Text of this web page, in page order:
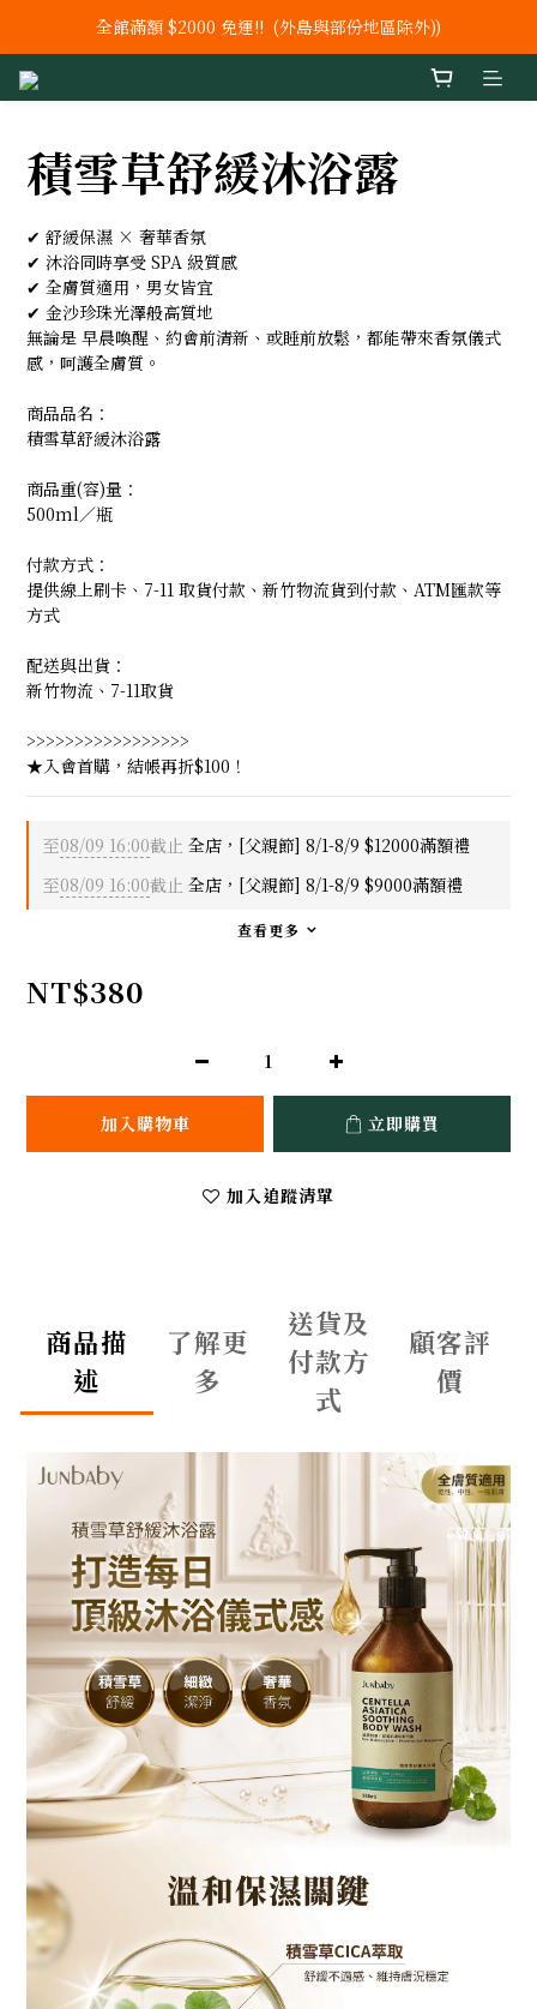
新上市【鐵 +C+ 葉酸】 膠囊
全館滿額 $2000 免運!!  (外島與部份地區除外))
積雪草舒緩沐浴露
✔ 舒緩保濕 × 奢華香氛
✔ 沐浴同時享受 SPA 級質感
✔ 全膚質適用，男女皆宜
✔ 金沙珍珠光澤般高質地
無論是 早晨喚醒、約會前清新、或睡前放鬆，都能帶來香氛儀式
感，呵護全膚質。
商品品名：
積雪草舒緩沐浴露
商品重(容)量：
500ml／瓶
付款方式：
提供線上刷卡、7-11 取貨付款、新竹物流貨到付款、ATM匯款等
方式
配送與出貨：
新竹物流、7-11取貨
>>>>>>>>>>>>>>>>>
★入會首購，結帳再折$100！
至08/09 16:00截止 全店，[父親節] 8/1-8/9 $12000滿額禮
至08/09 16:00截止 全店，[父親節] 8/1-8/9 $9000滿額禮
查看更多
NT$380
加入購物車 立即購買
加入追蹤清單
商品描
述
了解更
多
送貨及
付款方
式
顧客評
價